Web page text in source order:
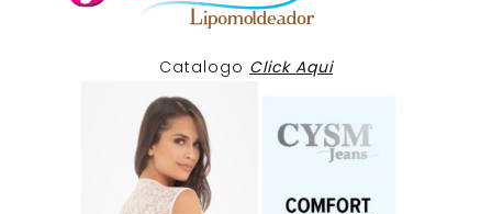
Catalogo Click Aqui